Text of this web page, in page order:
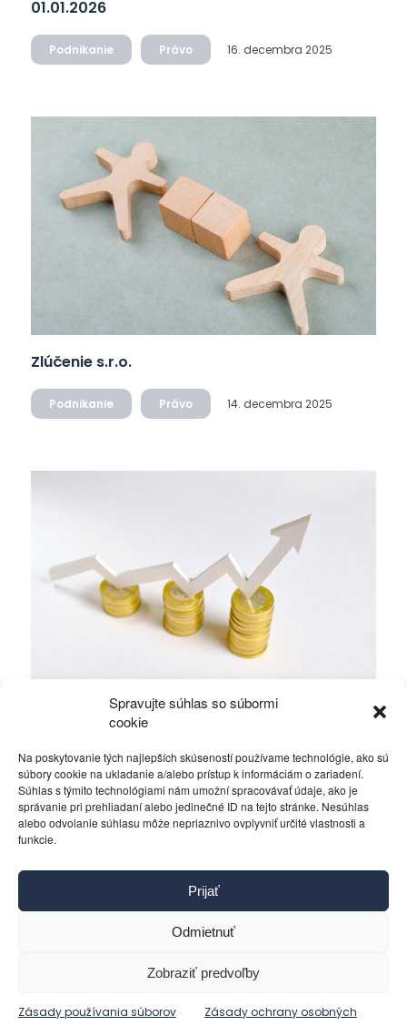
Spravujte súhlas so súbormi
cookie
Na poskytovanie tých najlepších skúseností používame technológie, ako sú
súbory cookie na ukladanie a/alebo prístup k informáciám o zariadení.
Súhlas s týmito technológiami nám umožní spracovávať údaje, ako je
správanie pri prehliadaní alebo jedinečné ID na tejto stránke. Nesúhlas
alebo odvolanie súhlasu môže nepriaznivo ovplyvniť určité vlastnosti a
funkcie.
Prijať
Odmietnuť
Zobraziť predvoľby
Zásady používania súborov
Zásady ochrany osobných
01.01.2026
Podnikanie Právo 16. decembra 2025
Zlúčenie s.r.o.
Podnikanie Právo 14. decembra 2025
Zvýšenie základného imania v s.r.o.
Podnikanie Právo 5. decembra 2025
Kontakt
Pravidlá používania
Reklama
Cookies
Ochrana osobných údajov